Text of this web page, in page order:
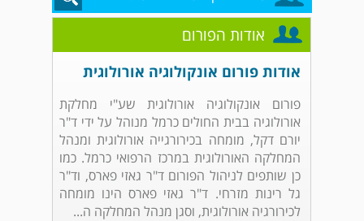
אודות הפורום
אודות פורום אונקולוגיה אורולוגית
פורום אונקולוגיה אורולוגית שע"י מחלקת
אורולוגיה בבית החולים כרמל מנוהל על ידי ד"ר
יורם דקל, מומחה בכירורגייה אורולוגית ומנהל
המחלקה האורולוגית במרכז הרפואי כרמל. כמו
כן שותפים לניהול הפורום ד"ר גאזי פארס, וד"ר
גל רינות מזרחי. ד"ר גאזי פארס הינו מומחה
לכירורגיה אורולוגית, וסגן מנהל המחלקה ה...